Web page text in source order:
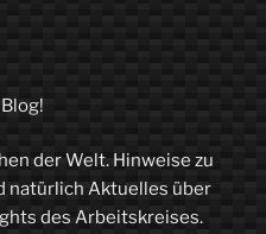
der Welt. Hinweise zu
natürlich Aktuelles über
des Arbeitskreises.